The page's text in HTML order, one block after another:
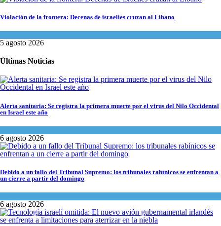
Violación de la frontera: Decenas de israelíes cruzan al Líbano
5 agosto 2026
Últimas Noticias
Alerta sanitaria: Se registra la primera muerte por el virus del Nilo Occidental
en Israel este año
6 agosto 2026
Debido a un fallo del Tribunal Supremo: los tribunales rabínicos se enfrentan a
un cierre a partir del domingo
6 agosto 2026